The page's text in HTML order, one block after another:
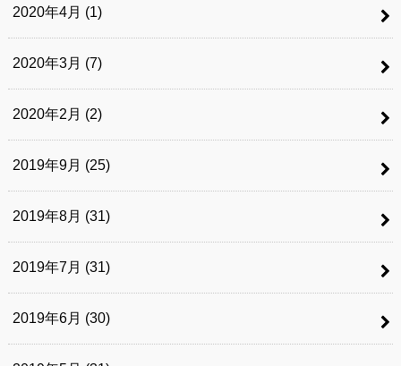
2020年4月 (1)
2020年3月 (7)
2020年2月 (2)
2019年9月 (25)
2019年8月 (31)
2019年7月 (31)
2019年6月 (30)